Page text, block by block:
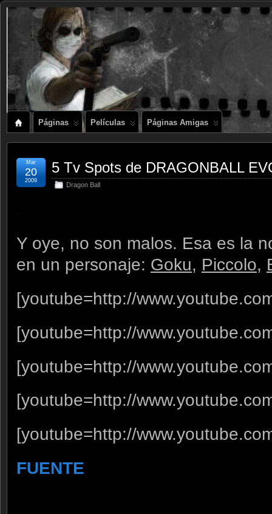
Páginas Películas Páginas Amigas
5 Tv Spots de DRAGONBALL
Dragon Ball
Mar
20
2009
Y oye, no son malos. Esa es la
en un personaje: Goku, Piccolo,
[youtube=http://
[youtube=http://
[youtube=http://
[youtube=http://
[youtube=http://
FUENTE